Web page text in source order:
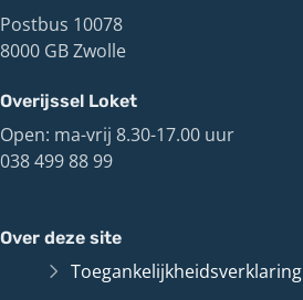
Postbus 10078
8000 GB Zwolle
Overijssel Loket
Open: ma-vrij 8.30-17.00 uur
038 499 88 99
Over deze site
Toegankelijkheidsverklaring